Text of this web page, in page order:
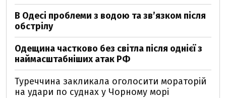
В Одесі проблеми з водою та звʼязком після
обстрілу
Одещина частково без світла після однієї з
наймасштабніших атак РФ
Туреччина закликала оголосити мораторій
на удари по суднах у Чорному морі